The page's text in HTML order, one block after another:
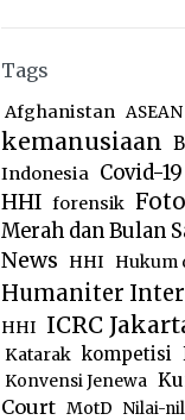
Tags
Afghanistan ASEAN
kemanusiaan
Indonesia Covid-19
HHI forensik Foto
Merah dan Bulan
News
HHI Hukum
Humaniter
HHI ICRC
Katarak kompetisi
Konvensi Jenewa
Court MotD Nilai-